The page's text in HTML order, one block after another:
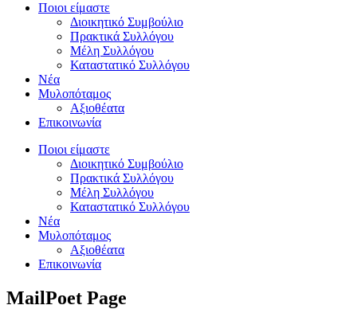
Ποιοι είμαστε
Διοικητικό Συμβούλιο
Πρακτικά Συλλόγου
Μέλη Συλλόγου
Καταστατικό Συλλόγου
Νέα
Μυλοπόταμος
Αξιοθέατα
Επικοινωνία
Ποιοι είμαστε
Διοικητικό Συμβούλιο
Πρακτικά Συλλόγου
Μέλη Συλλόγου
Καταστατικό Συλλόγου
Νέα
Μυλοπόταμος
Αξιοθέατα
Επικοινωνία
MailPoet Page